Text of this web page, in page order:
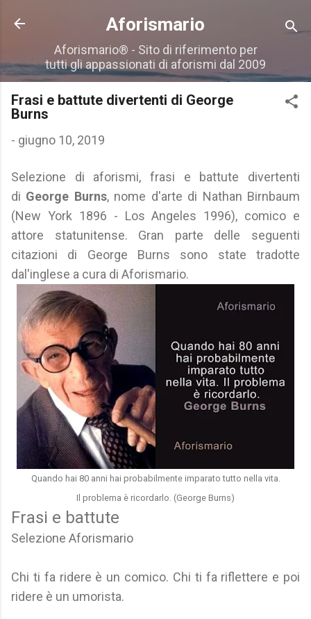
Passa ai contenuti principali
Aforismario
Aforismario® - Sito di riferimento per
tutti gli appassionati di aforismi dal 2009
Frasi e battute divertenti di George
Burns
- giugno 10, 2019
Selezione di aforismi, frasi e battute divertenti
di George Burns, nome d'arte di Nathan Birnbaum
(New York 1896 - Los Angeles 1996), comico e
attore statunitense. Gran parte delle seguenti
citazioni di George Burns sono state tradotte
dal'inglese a cura di Aforismario.
Quando hai 80 anni hai probabilmente imparato tutto nella vita.
Il problema è ricordarlo. (George Burns)
Frasi e battute
Selezione Aforismario
Chi ti fa ridere è un comico. Chi ti fa riflettere e poi
ridere è un umorista.